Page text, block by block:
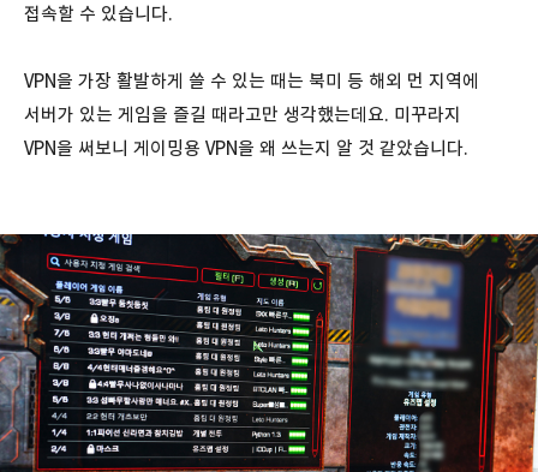
접속할 수 있습니다.
VPN을 가장 활발하게 쓸 수 있는 때는 북미 등 해외 먼 지역에
서버가 있는 게임을 즐길 때라고만 생각했는데요. 미꾸라지
VPN을 써보니 게이밍용 VPN을 왜 쓰는지 알 것 같았습니다.